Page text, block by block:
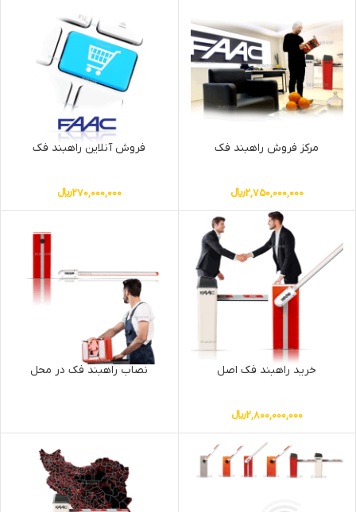
مرکز فروش راهبند فک
2,750,000,000﷼
فروش آنلاین راهبند فک
270,000,000﷼
خرید راهبند فک اصل
2,800,000,000﷼
نصاب راهبند فک در محل